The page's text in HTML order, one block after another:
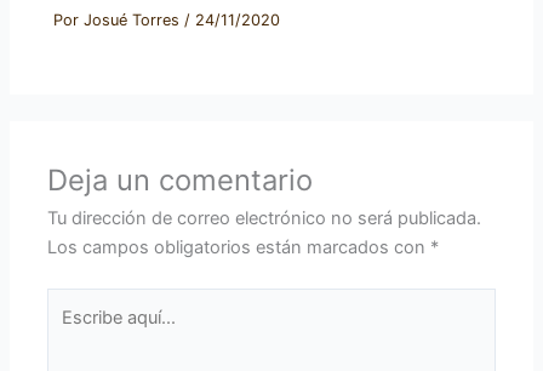
PorJosué Torres / 24/11/2020
Deja un comentario
Tu dirección de correo electrónico no será publicada.
Los campos obligatorios están marcados con *
aquí...